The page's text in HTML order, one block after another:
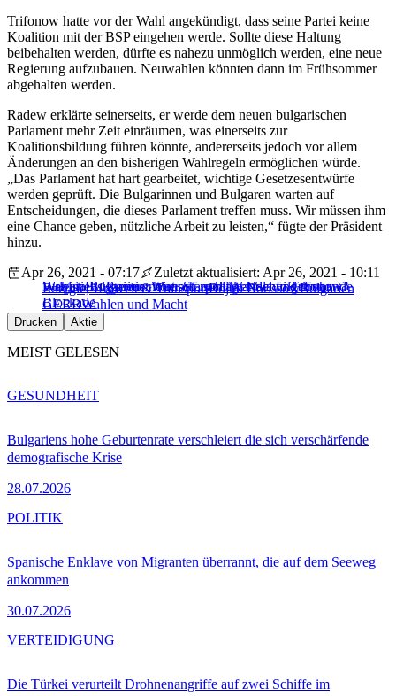
Trifonow hatte vor der Wahl angekündigt, dass seine Partei keine
Koalition mit der BSP eingehen werde. Sollte diese Haltung
beibehalten werden, dürfte es nahezu unmöglich werden, eine neue
Regierung aufzubauen. Neuwahlen könnten dann im Frühsommer
abgehalten werden.
Radew erklärte seinerseits, er werde dem neuen bulgarischen
Parlament mehr Zeit einräumen, was einerseits zur
Koalitionsbildung führen könnte, andererseits jedoch vor allem
Änderungen an den bisherigen Wahlregeln ermöglichen würde.
„Das Parlament hat hart gearbeitet, wichtige Gesetzesentwürfe
werden geprüft. Die Bulgarinnen und Bulgaren warten auf
Entscheidungen, die dieses Parlament treffen muss. Wir müssen ihm
eine Chance geben, nützliche Arbeit zu leisten,“ fügte der Präsident
hinzu.
Wer ist Bulgariens neuer Starpolitiker Slawi Trifonow?
Bulgariens Premier hört auf, schlägt Nachfolger vor
Wahl in Bulgarien: Wunsch nach Wandel und drohende
Blockade
Apr 26, 2021 - 07:17
Zuletzt aktualisiert: Apr 26, 2021 - 10:11
Energie, Umwelt & TransportBojko BorissowBulgarien
GERBWahlen und Macht
Drucken Aktie
MEIST GELESEN
Bulgariens hohe Geburtenrate verschleiert die sich verschärfende
demografische Krise
28.07.2026
GESUNDHEIT
Spanische Enklave von Migranten überrannt, die auf dem Seeweg
ankommen
30.07.2026
POLITIK
Die Türkei verurteilt Drohnenangriffe auf zwei Schiffe im
VERTEIDIGUNG